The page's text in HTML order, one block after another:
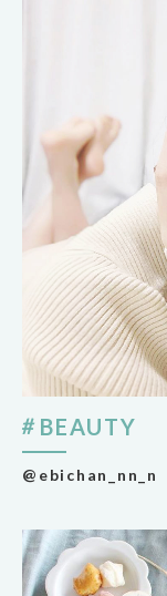
BEAUTY
@ebichan_nn_n